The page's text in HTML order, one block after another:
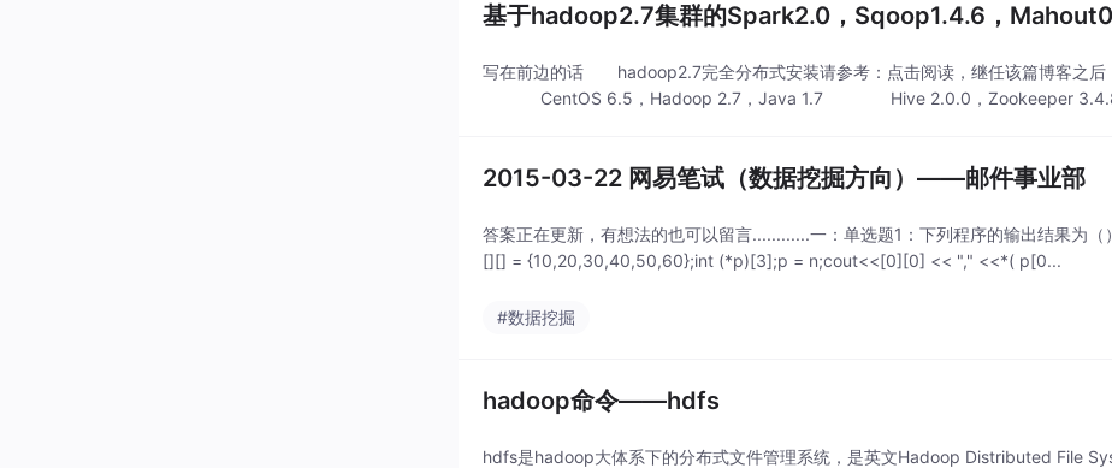
基于hadoop2.7集群的Spark2.0，Sqoop1.4.6，
写在前边的话 hadoop2.7完全分布式安装请参考：点击阅读，继任该篇博客之
CentOS 6.5，Hadoop 2.7，Java 1.7 Hive 2.0.0，Zookeeper
2015-03-22 网易笔试（数据挖掘方向）——邮件事业部
答案正在更新，有想法的也可以留言............一：单选题1：下列程序的输出结果为
[][] = {10,20,30,40,50,60};int (*p)[3];p = n;cout<<[0][0] << "," <<*( p[0...
#数据挖掘
hadoop命令——hdfs
hdfs是hadoop大体系下的分布式文件管理系统，是英文Hadoop Distributed File